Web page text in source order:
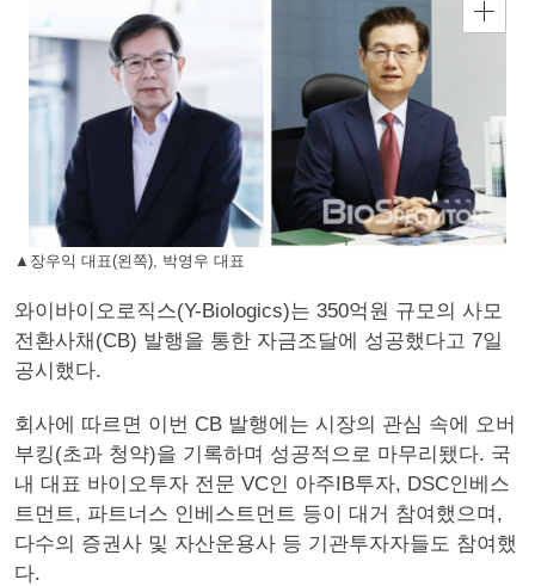
▲장우익 대표(왼쪽), 박영우 대표
와이바이오로직스(Y-Biologics)는 350억원 규모의 사모
전환사채(CB) 발행을 통한 자금조달에 성공했다고 7일
공시했다.
회사에 따르면 이번 CB 발행에는 시장의 관심 속에 오버
부킹(초과 청약)을 기록하며 성공적으로 마무리됐다. 국
내 대표 바이오투자 전문 VC인 아주IB투자, DSC인베스
트먼트, 파트너스 인베스트먼트 등이 대거 참여했으며,
다수의 증권사 및 자산운용사 등 기관투자자들도 참여했
다.